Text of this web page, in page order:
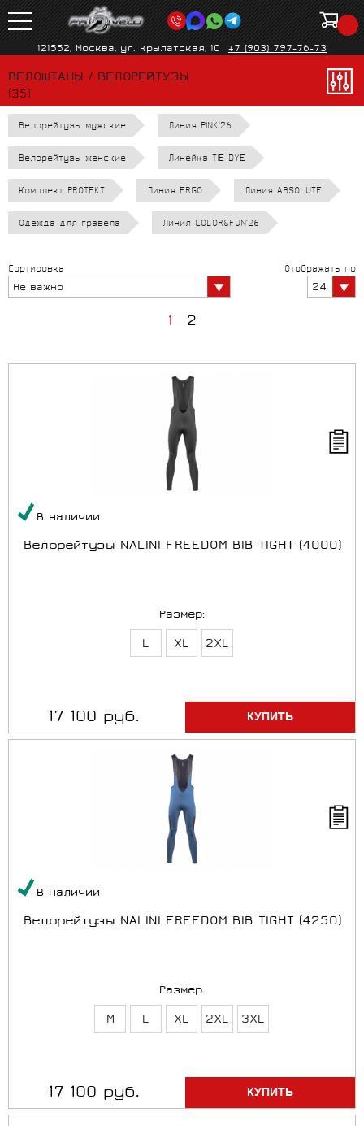
121552, Москва, ул. Крылатская, 10 +7 (903) 797-76-73
ВЕЛОШТАНЫ / ВЕЛОРЕЙТУЗЫ
(35)
Велорейтузы мужские Линия PINK'26
Велорейтузы женские Линейка TIE DYE
Комплект PROTEKT Линия ERGO Линия ABSOLUTE
Одежда для гравела Линия COLOR&FUN'26
Сортировка
Не важно
Отображать по
24
1 2
В наличии
Велорейтузы NALINI FREEDOM BIB TIGHT (4000)
Размер:
L XL 2XL
17 100 руб.
В наличии
Велорейтузы NALINI FREEDOM BIB TIGHT (4250)
Размер:
M L XL 2XL 3XL
17 100 руб.